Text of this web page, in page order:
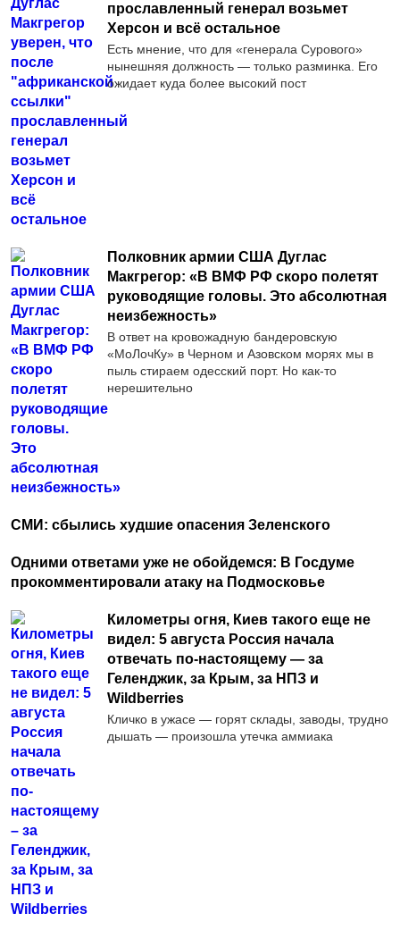
прославленный генерал возьмет
Херсон и всё остальное
Есть мнение, что для «генерала Сурового»
нынешняя должность — только разминка. Его
ожидает куда более высокий пост
Полковник армии США Дуглас
Макгрегор: «В ВМФ РФ скоро полетят
руководящие головы. Это абсолютная
неизбежность»
В ответ на кровожадную бандеровскую
«МоЛочКу» в Черном и Азовском морях мы в
пыль стираем одесский порт. Но как-то
нерешительно
СМИ: сбылись худшие опасения Зеленского
Одними ответами уже не обойдемся: В Госдуме
прокомментировали атаку на Подмосковье
Километры огня, Киев такого еще не
видел: 5 августа Россия начала
отвечать по-настоящему — за
Геленджик, за Крым, за НПЗ и
Wildberries
Кличко в ужасе — горят склады, заводы, трудно
дышать — произошла утечка аммиака